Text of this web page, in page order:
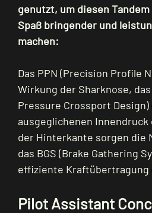
genutzt, um diesen
Spaß bringender und
machen:
Das PPN (Precision Profile
Wirkung der Sharknose, das
Pressure Crossport
ausgeglichenen Innendruck
der Hinterkante sorgen die
das BGS (Brake Gathering
effiziente Kraftübertragung
Pilot Assistant